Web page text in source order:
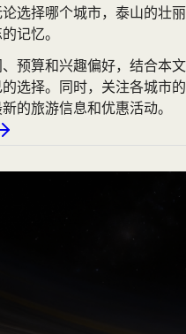
选择哪个城市，泰山的壮丽
记忆。
预算和兴趣偏好，结合本文
选择。同时，关注各城市的
的旅游信息和优惠活动。